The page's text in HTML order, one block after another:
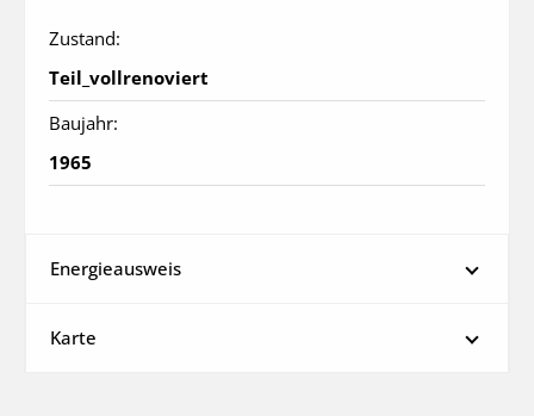
Zustand:
Teil_vollrenoviert
Baujahr:
1965
Energieausweis
Karte